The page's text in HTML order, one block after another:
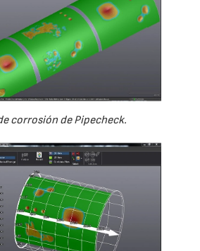
corrosión de Pipecheck.